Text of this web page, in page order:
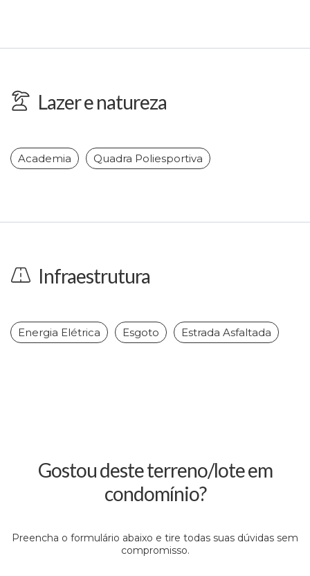
Lazer e natureza
Academia Quadra Poliesportiva
Infraestrutura
Energia Elétrica Esgoto Estrada Asfaltada
Gostou deste terreno/lote em
condomínio?
Preencha o formulário abaixo e tire todas suas dúvidas sem
compromisso.